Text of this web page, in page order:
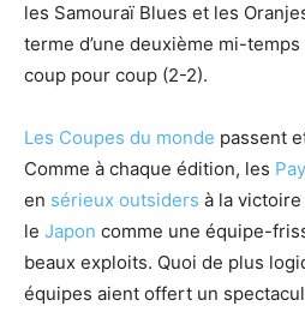
les Samouraï Blues et les
terme d’une deuxième mi-
coup pour coup (2-2).
Les Coupes du monde passent
Comme à chaque édition, les
en sérieux outsiders à la
le Japon comme une équipe-
beaux exploits. Quoi de plus
équipes aient offert un